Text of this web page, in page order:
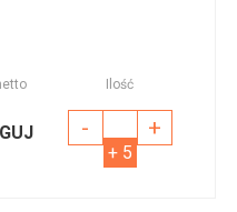
Ilość
- +
+ 5